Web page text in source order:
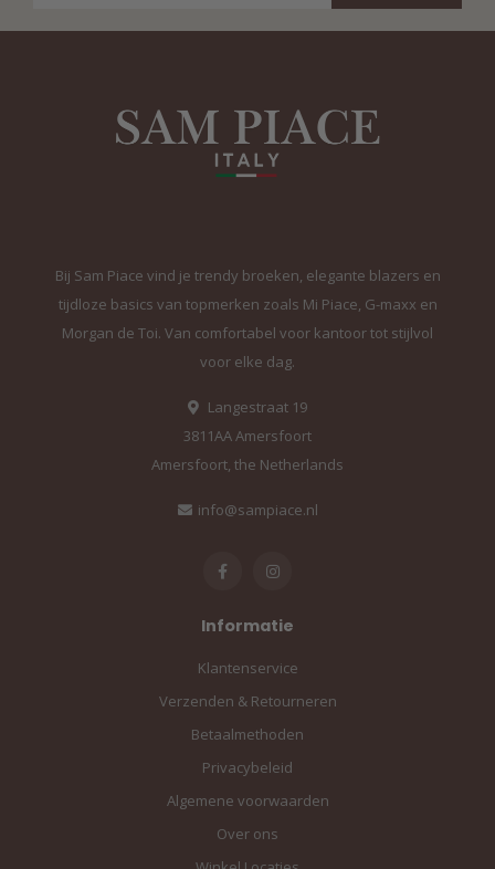
Bij Sam Piace vind je trendy broeken, elegante blazers en
tijdloze basics van topmerken zoals Mi Piace, G-maxx en
Morgan de Toi. Van comfortabel voor kantoor tot stijlvol
voor elke dag.
Langestraat 19
3811AA Amersfoort
Amersfoort, the Netherlands
info@sampiace.nl
Informatie
Klantenservice
Verzenden & Retourneren
Betaalmethoden
Privacybeleid
Algemene voorwaarden
Over ons